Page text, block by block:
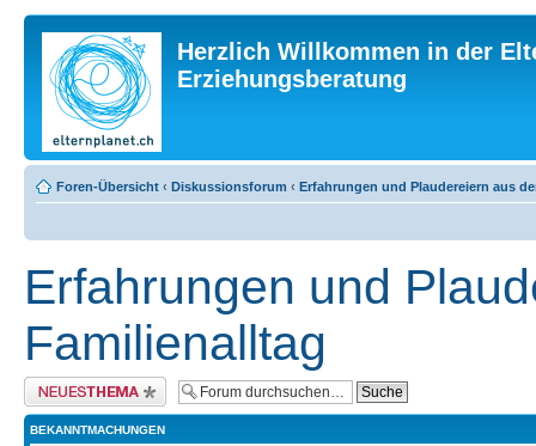
Herzlich Willkommen in der
Erziehungsberatung
Foren-Übersicht ‹ Diskussionsforum ‹ Erfahrungen und Plaudereiern aus
Erfahrungen und
Familienalltag
Neues Thema erstellen
BEKANNTMACHUNGEN